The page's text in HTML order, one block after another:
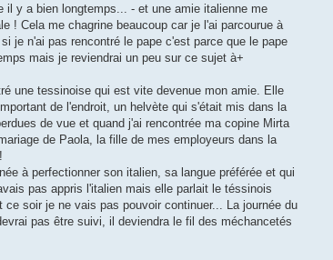
y a bien longtemps... - et une amie italienne me
! Cela me chagrine beaucoup car je l'ai parcourue à
je n'ai pas rencontré le pape c'est parce que le pape
mais je reviendrai un peu sur ce sujet à+
une tessinoise qui est vite devenue mon amie. Elle
de l'endroit, un helvète qui s'était mis dans la
de vue et quand j'ai rencontrée ma copine Mirta
de Paola, la fille de mes employeurs dans la
à perfectionner son italien, sa langue préférée et qui
pas appris l'italien mais elle parlait le téssinois
soir je ne vais pas pouvoir continuer... La journée du
pas être suivi, il deviendra le fil des méchancetés